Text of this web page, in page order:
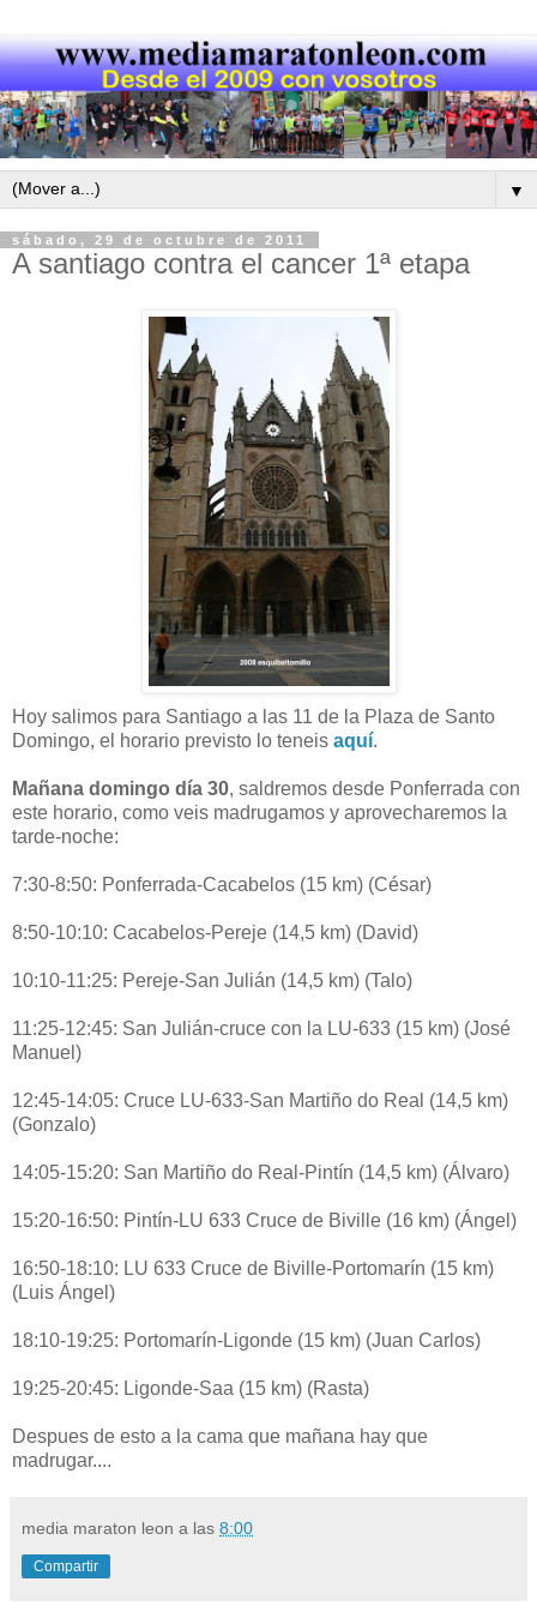
▼
sábado, 29 de octubre de 2011
A santiago contra el cancer 1ª etapa
Hoy salimos para Santiago a las 11 de la Plaza de Santo
Domingo, el horario previsto lo teneis aquí.
Mañana domingo día 30, saldremos desde Ponferrada con
este horario, como veis madrugamos y aprovecharemos la
tarde-noche:
7:30-8:50: Ponferrada-Cacabelos (15 km) (César)
8:50-10:10: Cacabelos-Pereje (14,5 km) (David)
10:10-11:25: Pereje-San Julián (14,5 km) (Talo)
11:25-12:45: San Julián-cruce con la LU-633 (15 km) (José
Manuel)
12:45-14:05: Cruce LU-633-San Martiño do Real (14,5 km)
(Gonzalo)
14:05-15:20: San Martiño do Real-Pintín (14,5 km) (Álvaro)
15:20-16:50: Pintín-LU 633 Cruce de Biville (16 km) (Ángel)
16:50-18:10: LU 633 Cruce de Biville-Portomarín (15 km)
(Luis Ángel)
18:10-19:25: Portomarín-Ligonde (15 km) (Juan Carlos)
19:25-20:45: Ligonde-Saa (15 km) (Rasta)
Despues de esto a la cama que mañana hay que
madrugar....
media maraton leon a las 8:00
Compartir